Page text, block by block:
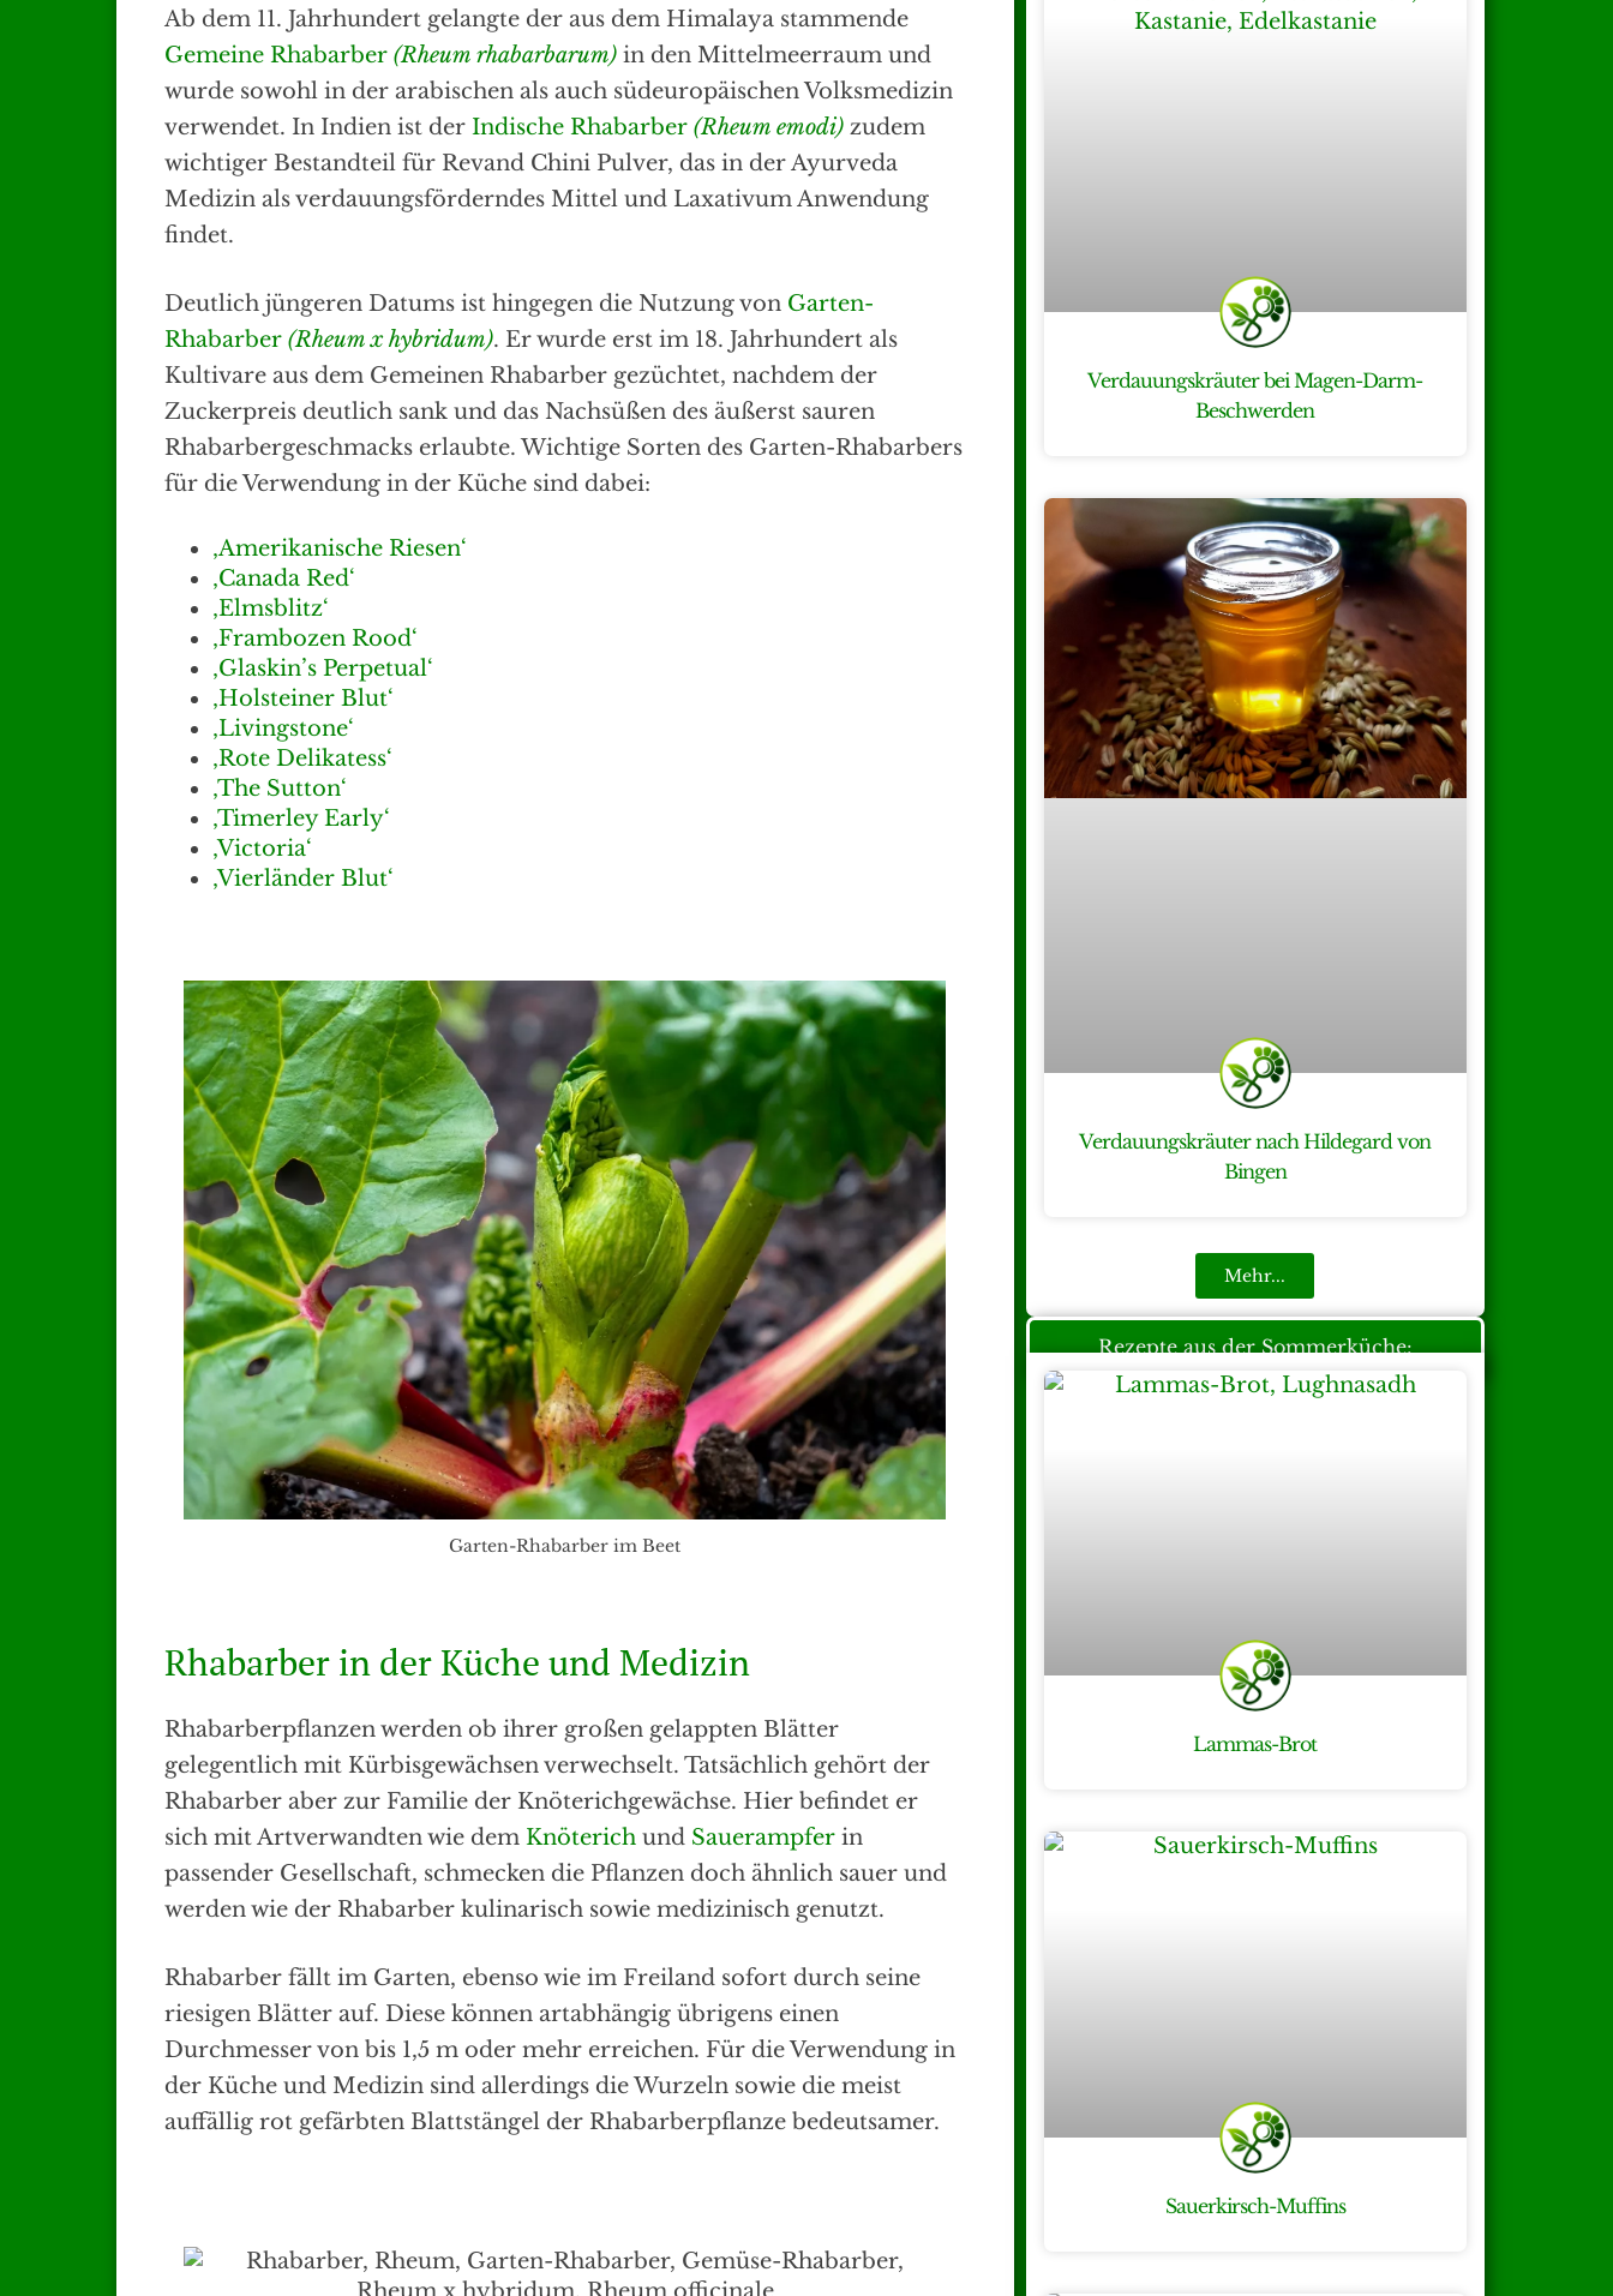
Ab dem 11. Jahrhundert gelangte der aus dem Himalaya stammende
Gemeine Rhabarber (Rheum rhabarbarum) in den Mittelmeerraum und
wurde sowohl in der arabischen als auch südeuropäischen Volksmedizin
verwendet. In Indien ist der Indische Rhabarber (Rheum emodi) zudem
wichtiger Bestandteil für Revand Chini Pulver, das in der Ayurveda
Medizin als verdauungsförderndes Mittel und Laxativum Anwendung
findet.
Deutlich jüngeren Datums ist hingegen die Nutzung von Garten-
Rhabarber (Rheum x hybridum). Er wurde erst im 18. Jahrhundert als
Kultivare aus dem Gemeinen Rhabarber gezüchtet, nachdem der
Zuckerpreis deutlich sank und das Nachsüßen des äußerst sauren
Rhabarbergeschmacks erlaubte. Wichtige Sorten des Garten-Rhabarbers
für die Verwendung in der Küche sind dabei:
‚Amerikanische Riesen‘
‚Canada Red‘
‚Elmsblitz‘
‚Frambozen Rood‘
‚Glaskin’s Perpetual‘
‚Holsteiner Blut‘
‚Livingstone‘
‚Rote Delikatess‘
‚The Sutton‘
‚Timerley Early‘
‚Victoria‘
‚Vierländer Blut‘
Garten-Rhabarber im Beet
Rhabarber in der Küche und Medizin
Rhabarberpflanzen werden ob ihrer großen gelappten Blätter
gelegentlich mit Kürbisgewächsen verwechselt. Tatsächlich gehört der
Rhabarber aber zur Familie der Knöterichgewächse. Hier befindet er
sich mit Artverwandten wie dem Knöterich und Sauerampfer in
passender Gesellschaft, schmecken die Pflanzen doch ähnlich sauer und
werden wie der Rhabarber kulinarisch sowie medizinisch genutzt.
Rhabarber fällt im Garten, ebenso wie im Freiland sofort durch seine
riesigen Blätter auf. Diese können artabhängig übrigens einen
Durchmesser von bis 1,5 m oder mehr erreichen. Für die Verwendung in
der Küche und Medizin sind allerdings die Wurzeln sowie die meist
auffällig rot gefärbten Blattstängel der Rhabarberpflanze bedeutsamer.
Verdauungskräuter bei Magen-Darm-
Beschwerden
Verdauungskräuter nach Hildegard von
Bingen
Mehr...
Rezepte aus der Sommerküche:
Lammas-Brot
Sauerkirsch-Muffins